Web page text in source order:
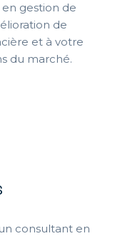
gestion de
de
et à votre
du marché.
consultant en